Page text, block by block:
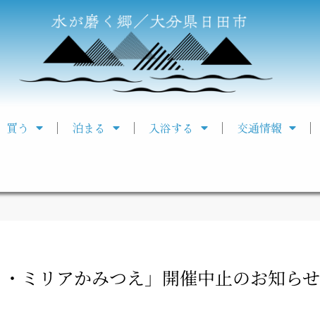
買う 泊まる 入浴する 交通情報
ミリアかみつえ」開催中止のお知らせ